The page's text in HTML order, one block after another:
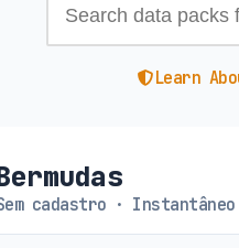
Learn
cadastro · Instantâneo